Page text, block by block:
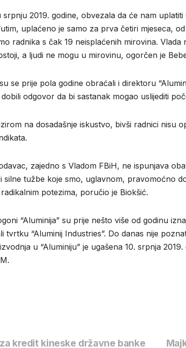
srpnju 2019. godine, obvezala da će nam
uplaćeno je samo za prva četiri mjeseca,
radnika s čak 19 neisplaćenih mirovina. Vlada
a ljudi ne mogu u mirovinu, ogorčen je
se prije pola godine obraćali i direktoru
odgovor da bi sastanak mogao uslijediti
na dosadašnje iskustvo, bivši radnici nisu
zajedno s Vladom FBiH, ne ispunjava
silne tužbe koje smo, uglavnom, pravomoćno
potezima, poručio je Biokšić.
“Aluminija” su prije nešto više od godinu
tvrtku “Aluminij Industries”. Do danas nije
u “Aluminiju” je ugašena 10. srpnja
kredit kineske državne banke